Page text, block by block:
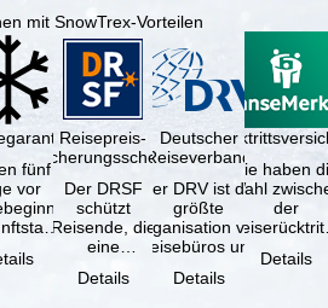
mit SnowTrex-Vorteilen
fünf
vor
von
Reisepreis-
Sicherungsschein
Der DRSF
schützt
Reisende, die
eine
oder
Details
Deutscher
Reiseverband
Der DRV ist die
größte
Organisation von
Reisebüros und
Reiseveranstaltern
in …
Details
Sie haben
Wahl
der
(inklusive
Details